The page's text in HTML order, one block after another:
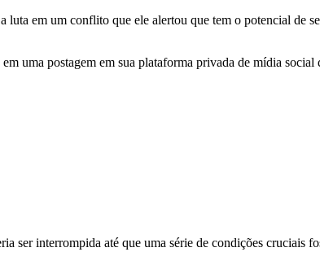
em um conflito que ele alertou que tem o potencial de
uma postagem em sua plataforma privada de mídia
ser interrompida até que uma série de condições cruciais